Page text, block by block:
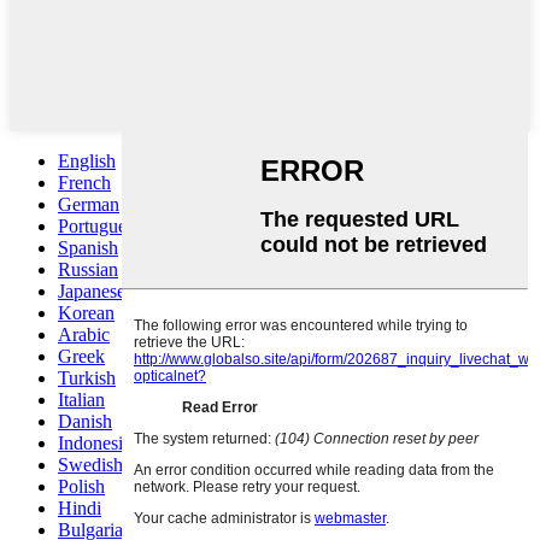
English
French
German
Portuguese
Spanish
Russian
Japanese
Korean
Arabic
Greek
Turkish
Italian
Danish
Indonesian
Swedish
Polish
Hindi
Bulgarian